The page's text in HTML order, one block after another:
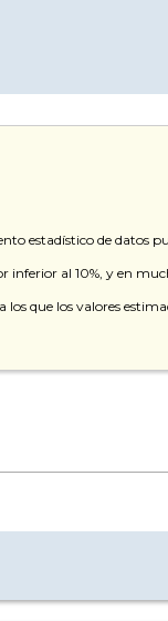
estadístico de datos
al 10%, y en
que los valores